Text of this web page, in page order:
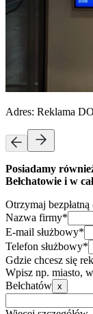
Adres: Reklama
Posiadamy
Bełchatowie i w
Otrzymaj
Nazwa firmy*
E-mail służbowy*
Telefon służbowy*
Gdzie chcesz się
Wpisz np. miasto,
Bełchatów x